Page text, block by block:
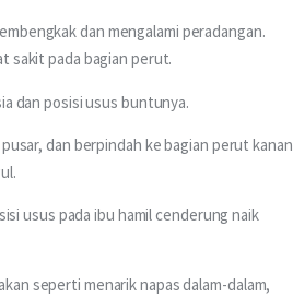
dan mengalami peradangan.
sakit pada bagian perut.
dan posisi usus buntunya.
dan berpindah ke bagian perut kanan
usus pada ibu hamil cenderung naik
seperti menarik napas dalam-dalam,